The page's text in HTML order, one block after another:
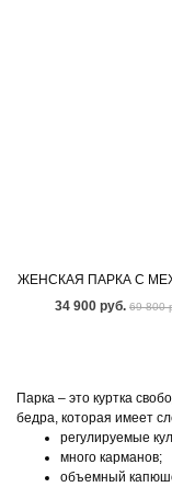
34 900 руб. 69 800
Парка – это куртка
бедра, которая имеет
регулируемые
много карманов;
объемный